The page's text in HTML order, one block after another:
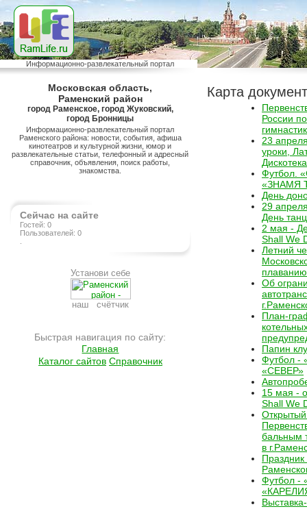
Информационно-развлекательный портал
Московская область,
Раменский район
город Раменское, город Жуковский,
город Бронницы
Информационно-развлекательный портал
Раменского района: новости, события, афиша
кинотеатров и культурной жизни, юмор и
развлекательные статьи, телефонный и адресный
справочник, объявления, поиск работы,
знакомства.
Сейчас на сайте
Гостей: 0
Пользователей: 0
Установи себе
наш счётчик
Быстрая навигация по сайту:
Главная
Каталог сайтов Справочник
Карта
России
23
уроки,
Футбол.
«ЗНАМЯ
День
29
День
2 мая -
Shall We
Летний
Об
План-
Папин
Футбол -
«СЕВЕР»
15 мая -
Shall We
бальным
в
Футбол -